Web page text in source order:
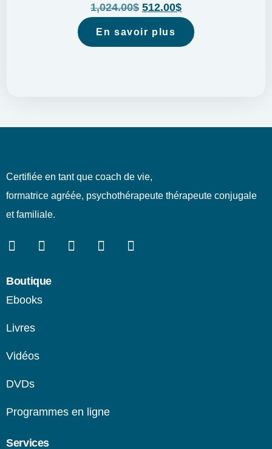
En savoir plus
1,024.00$ 512.00$
Certifiée en tant que coach de vie,
formatrice agréée, psychothérapeute thérapeute conjugale
et familiale.
Boutique
Ebooks
Livres
Vidéos
DVDs
Programmes en ligne​
Services